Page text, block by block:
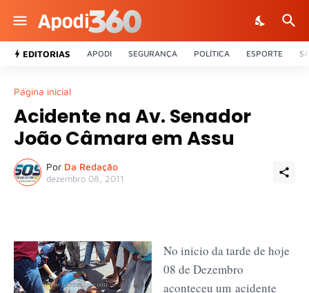
EDITORIAS APODI SEGURANÇA POLÍTICA ESPORTE
Página inicial
Acidente na Av. Senador
João Câmara em Assu
Por Da Redação
dezembro 08, 2011
No inicio da tarde de hoje
08 de Dezembro
aconteceu um acidente